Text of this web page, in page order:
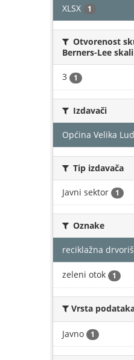
XLSX 1
Otvorenost
Berners-Lee skali
3 1
Izdavači
Općina Velika
Tip izdavača
Javni sektor 1
Oznake
reciklažna
zeleni otok 1
Vrsta
Javno 1